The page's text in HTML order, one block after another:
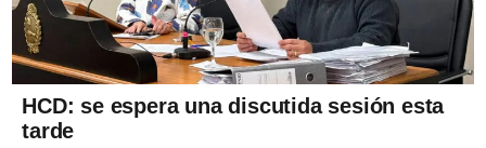
HCD: se espera una discutida sesión esta
tarde